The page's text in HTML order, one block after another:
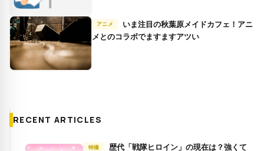
アニメ
メとのコラボでますますアツい
RECENT ARTICLES
特撮